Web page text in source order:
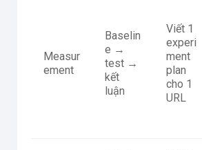
Measur
ement
Baselin
e →
test →
kết
luận
Viết 1
experi
ment
plan
cho 1
URL